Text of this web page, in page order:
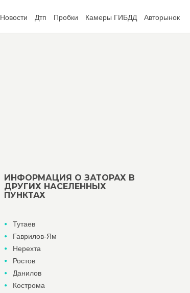
Новости Дтп Пробки Камеры ГИБДД Авторынок
ИНФОРМАЦИЯ О ЗАТОРАХ В
ДРУГИХ НАСЕЛЕННЫХ
ПУНКТАХ
Тутаев
Гаврилов-Ям
Нерехта
Ростов
Данилов
Кострома